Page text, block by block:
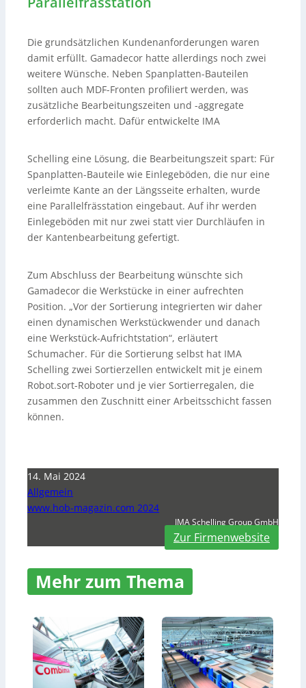
Die grundsätzlichen Kundenanforderungen waren
damit erfüllt. Gamadecor hatte allerdings noch zwei
weitere Wünsche. Neben Spanplatten-Bauteilen
sollten auch MDF-Fronten profiliert werden, was
zusätzliche Bearbeitungszeiten und -aggregate
erforderlich macht. Dafür entwickelte IMA
Schelling eine Lösung, die Bearbeitungszeit spart: Für
Spanplatten-Bauteile wie Einlegeböden, die nur eine
verleimte Kante an der Längsseite erhalten, wurde
eine Parallelfrässtation eingebaut. Auf ihr werden
Einlegeböden mit nur zwei statt vier Durchläufen in
der Kantenbearbeitung gefertigt.
Zum Abschluss der Bearbeitung wünschte sich
Gamadecor die Werkstücke in einer aufrechten
Position. „Vor der Sortierung integrierten wir daher
einen dynamischen Werkstückwender und danach
eine Werkstück-Aufrichtstation“, erläutert
Schumacher. Für die Sortierung selbst hat IMA
Schelling zwei Sortierzellen entwickelt mit je einem
Robot.sort-Roboter und je vier Sortierregalen, die
zusammen den Zuschnitt einer Arbeitsschicht fassen
können.
14. Mai 2024
Allgemein
www.hob-magazin.com 2024
IMA Schelling Group GmbH
Zur Firmenwebsite
Mehr zum Thema